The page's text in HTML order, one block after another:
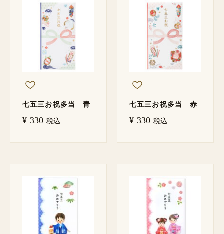
七五三お祝多当 青
¥ 330 税込
七五三お祝多当 赤
¥ 330 税込